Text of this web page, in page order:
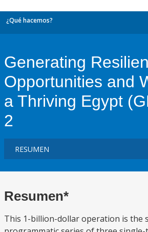
¿Qué hacemos?
Generating
Opportunities and
a Thriving Egypt
2
Resumen*
This 1-billion-dollar operation is the